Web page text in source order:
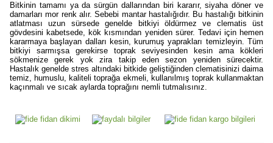
Bitkinin tamamı ya da sürgün dallarından biri kararır, siyaha döner ve
damarları mor renk alır. Sebebi mantar hastalığıdır. Bu hastalığı bitkinin
atlatması uzun sürsede genelde bitkiyi öldürmez ve clematis üst
gövdesini kabetsede, kök kısmından yeniden sürer. Tedavi için hemen
kararmaya başlayan dalları kesin, kurumuş yaprakları temizleyin. Tüm
bitkiyi sarmışsa gerekirse toprak seviyesinden kesin ama kökleri
sökmenize gerek yok zira takip eden sezon yeniden sürecektir.
Hastalık genelde stres altındaki bitkide geliştiğinden clematisinizi daima
temiz, humuslu, kaliteli toprağa ekmeli, kullanılmış toprak kullanmaktan
kaçınmalı ve sıcak aylarda toprağını nemli tutmalısınız.